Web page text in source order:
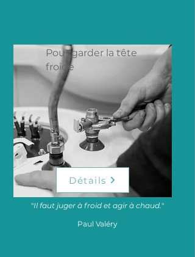
Pour garder la tête
froide
Détails
"Il faut juger à froid et agir à chaud."
Paul Valéry